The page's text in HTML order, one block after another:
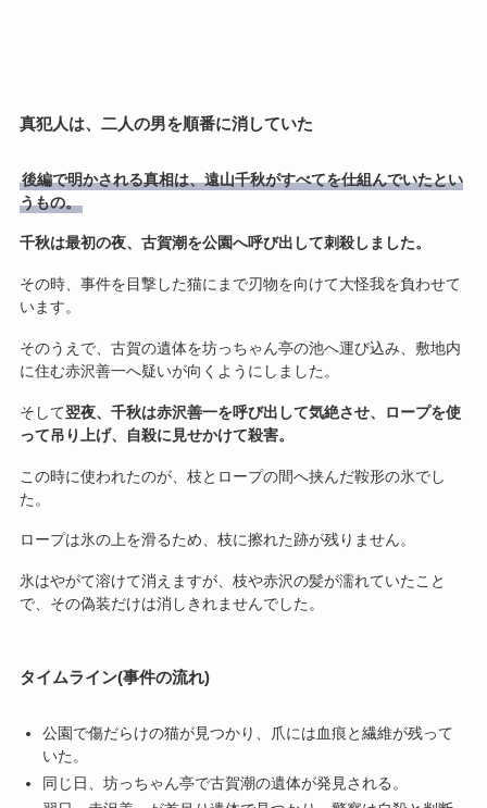
真犯人は、二人の男を順番に消していた
後編で明かされる真相は、遠山千秋がすべてを仕組んでいたとい
うもの。
千秋は最初の夜、古賀潮を公園へ呼び出して刺殺しました。
その時、事件を目撃した猫にまで刃物を向けて大怪我を負わせて
います。
そのうえで、古賀の遺体を坊っちゃん亭の池へ運び込み、敷地内
に住む赤沢善一へ疑いが向くようにしました。
そして翌夜、千秋は赤沢善一を呼び出して気絶させ、ロープを使
って吊り上げ、自殺に見せかけて殺害。
この時に使われたのが、枝とロープの間へ挟んだ鞍形の氷でし
た。
ロープは氷の上を滑るため、枝に擦れた跡が残りません。
氷はやがて溶けて消えますが、枝や赤沢の髪が濡れていたこと
で、その偽装だけは消しきれませんでした。
タイムライン(事件の流れ)
公園で傷だらけの猫が見つかり、爪には血痕と繊維が残って
いた。
同じ日、坊っちゃん亭で古賀潮の遺体が発見される。